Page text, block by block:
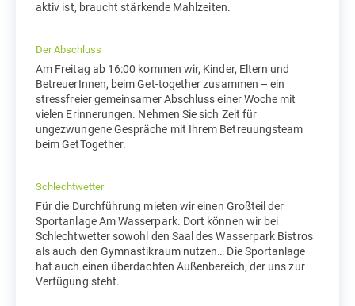
aktiv ist, braucht stärkende Mahlzeiten.
Der Abschluss
Am Freitag ab 16:00 kommen wir, Kinder, Eltern und
BetreuerInnen, beim Get-together zusammen – ein
stressfreier gemeinsamer Abschluss einer Woche mit
vielen Erinnerungen. Nehmen Sie sich Zeit für
ungezwungene Gespräche mit Ihrem Betreuungsteam
beim GetTogether.
Schlechtwetter
Für die Durchführung mieten wir einen Großteil der
Sportanlage Am Wasserpark. Dort können wir bei
Schlechtwetter sowohl den Saal des Wasserpark Bistros
als auch den Gymnastikraum nutzen… Die Sportanlage
hat auch einen überdachten Außenbereich, der uns zur
Verfügung steht.